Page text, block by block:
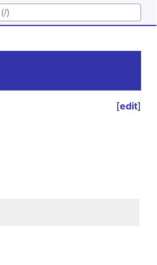
[edit]